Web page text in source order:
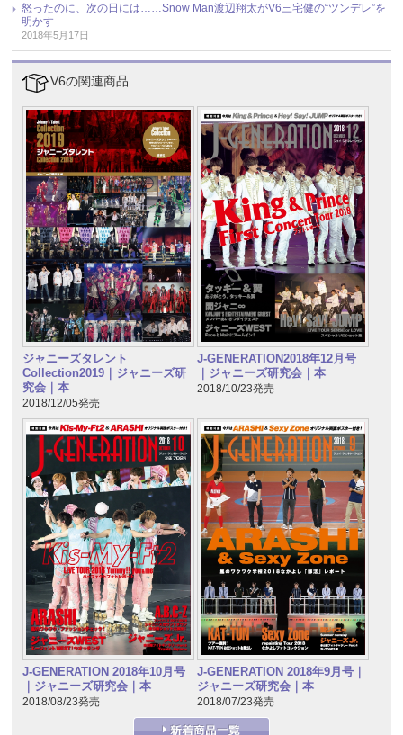
怒ったのに、次の日には……Snow Man渡辺翔太がV6三宅健の“ツンデレ”を
明かす
2018年5月17日
V6の関連商品
ジャニーズタレント
Collection2019｜ジャニーズ研
究会｜本
2018/12/05発売
J-GENERATION2018年12月号
｜ジャニーズ研究会｜本
2018/10/23発売
J-GENERATION 2018年10月号
｜ジャニーズ研究会｜本
2018/08/23発売
J-GENERATION 2018年9月号｜
ジャニーズ研究会｜本
2018/07/23発売